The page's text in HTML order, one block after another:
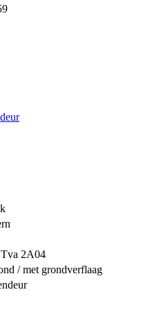
2A04
/ met grondverflaag